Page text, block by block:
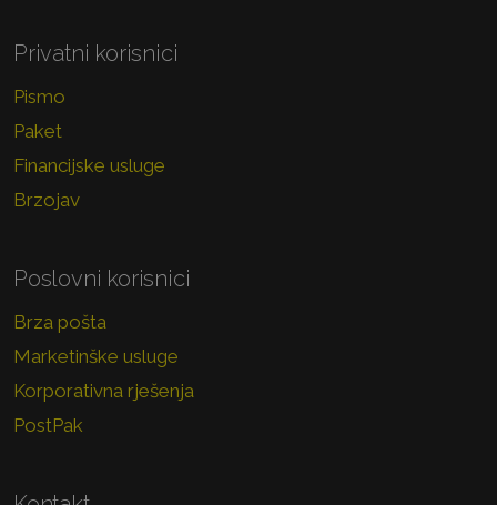
Privatni korisnici
Pismo
Paket
Financijske usluge
Brzojav
Poslovni korisnici
Brza pošta
Marketinške usluge
Korporativna rješenja
PostPak